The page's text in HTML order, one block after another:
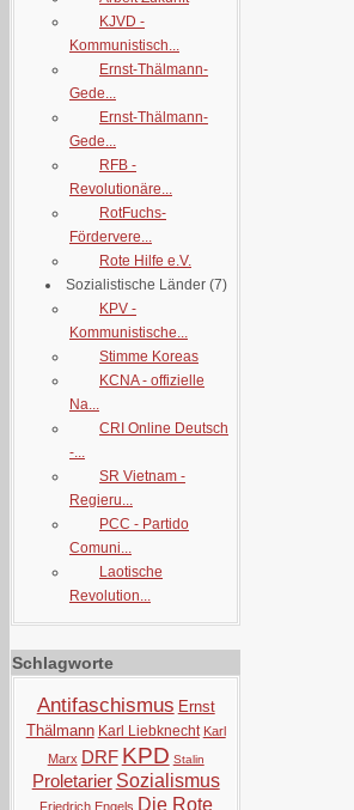
KJVD -
Kommunistisch...
Ernst-Thälmann-
Gede...
Ernst-Thälmann-
Gede...
RFB -
Revolutionäre...
RotFuchs-
Fördervere...
Rote Hilfe e.V.
Sozialistische Länder (7)
KPV -
Kommunistische...
Stimme Koreas
KCNA - offizielle
Na...
CRI Online Deutsch
-...
SR Vietnam -
Regieru...
PCC - Partido
Comuni...
Laotische
Revolution...
Schlagworte
Antifaschismus Ernst
Thälmann Karl Liebknecht Karl
Marx DRF KPD Stalin
Proletarier Sozialismus
Friedrich Engels Die Rote